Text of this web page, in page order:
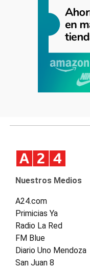
Nuestros Medios
A24.com
Primicias Ya
Radio La Red
FM Blue
Diario Uno Mendoza
San Juan 8